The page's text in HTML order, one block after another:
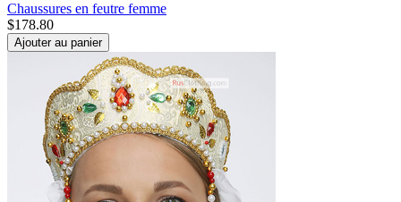
Chaussures en feutre femme
$178.80
Ajouter au panier